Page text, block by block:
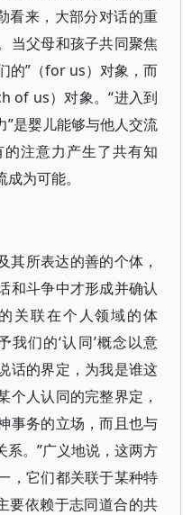
看来，大部分对话的重
当父母和孩子共同聚焦
的”（for us）对象，而
of us）对象。“进入到
是婴儿能够与他人交流
注意力产生了共有知
为可能。
其所表达的善的个体，
和斗争中才形成并确认
关联在个人领域的体
我们的‘认同’概念以意
话的界定，为我是谁这
个人认同的完整界定，
事务的立场，而且也与
系。”广义地说，这两方
，它们都关联于某种特
要依赖于志同道合的共